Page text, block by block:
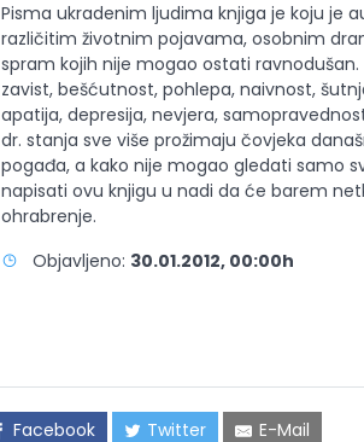
Pisma ukradenim ljudima knjiga je koju je
različitim životnim pojavama, osobnim
spram kojih nije mogao ostati ravnodušan.
zavist, bešćutnost, pohlepa, naivnost,
apatija, depresija, nevjera,
dr. stanja sve više prožimaju čovjeka
pogađa, a kako nije mogao gledati samo
napisati ovu knjigu u nadi da će barem
ohrabrenje.
Objavljeno: 30.01.2012, 00:00h
Facebook Twitter E-Mail